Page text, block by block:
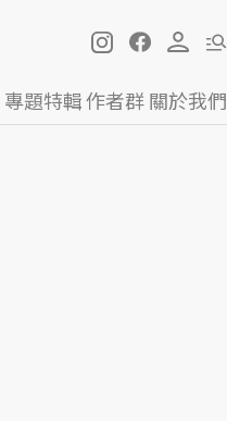
專題特輯作者群關於我們